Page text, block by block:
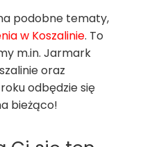
podobne tematy,
w Koszalinie. To
m.in. Jarmark
oraz
odbędzie się
bieżąco!